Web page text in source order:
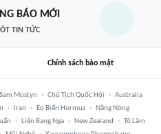
BÁO MỚI
TIN TỨC
Chính sách bảo mật
Mostyn Chủ Tịch Quốc Hội
Australia
Iran Eo Biển Hormuz
Nắng Nóng
Liên Bang Nga New Zealand
Tô Lâm